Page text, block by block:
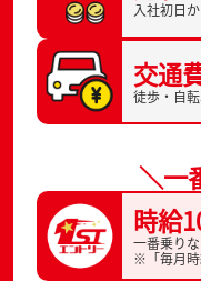
入社初日
交通
徒歩・自
＼一
時給
一番乗り
※「毎月時